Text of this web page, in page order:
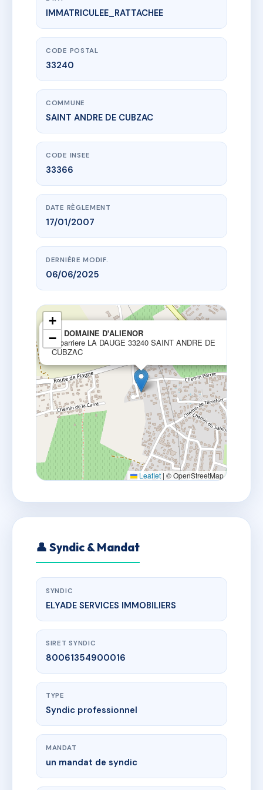
www.vme.plus/AC6715296
LE DOMAINE D'ALIENOR
la barriere33240 SAINT ANDRE DE CUBZAC
IMMATRICULEE_RATTACHEE
CODE POSTAL
33240
COMMUNE
SAINT ANDRE DE CUBZAC
CODE INSEE
33366
DATE RÈGLEMENT
17/01/2007
DERNIÈRE MODIF.
06/06/2025
LE DOMAINE D'ALIENOR
la barriere LA DAUGE 33240 SAINT ANDRE DE
CUBZAC
+
−
Leaflet | © OpenStreetMap
👤 Syndic & Mandat
SYNDIC
ELYADE SERVICES IMMOBILIERS
SIRET SYNDIC
80061354900016
TYPE
Syndic professionnel
MANDAT
un mandat de syndic